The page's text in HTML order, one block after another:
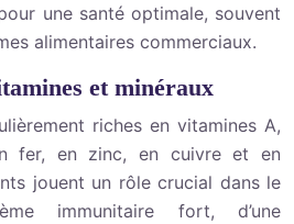
une santé optimale, souvent
alimentaires commerciaux.
et minéraux
riches en vitamines A,
fer, en zinc, en cuivre et en
jouent un rôle crucial dans le
immunitaire fort, d’une